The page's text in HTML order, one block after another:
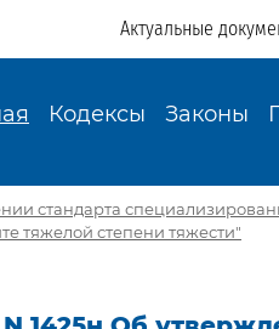
Актуальные
Кодексы Законы
стандарта
тяжелой степени тяжести"